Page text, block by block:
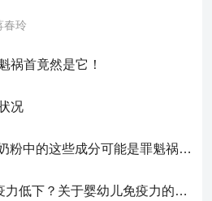
春玲
祸首竟然是它！
况
宝宝胃肠道不适？奶粉中的这些成分可能是罪魁祸首！
宝宝总生病就是免疫力低下？关于婴幼儿免疫力的真相，家长必须了解！